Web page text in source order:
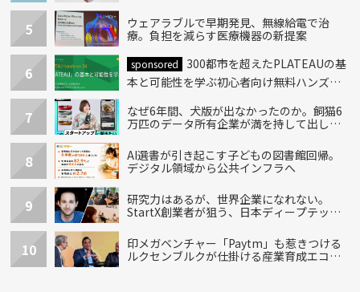
5
ウェアラブルで早期発見、無線給電で治
療。負担を減らす医療機器の新提案
6 sponsored
300都市を超えたPLATEAUの基
本と可能性を学ぶ初心者向け無料ハンズオ
7
なぜ6年間、犬版が出なかったのか。飼猫6
万匹のデータ所有企業が満を持して出し
8
AI選書が引き起こす子どもの図書館回帰。
デジタル領域から公共インフラへ
9
研究力はあるが、世界企業になれない。
StartX創業者が狙う、日本ディープテック
10
印メガベンチャー「Paytm」も惹きつける
ルクセンブルクが仕掛ける産業育成エコシ